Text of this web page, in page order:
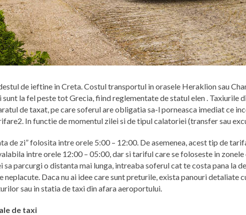
de ieftine in Creta. Costul transportul in orasele Heraklion sau
la fel peste tot Grecia, fiind reglementate de statul elen . Taxiurile
de taxat, pe care soferul are obligatia sa-l porneasca imediat ce
In functie de momentul zilei si de tipul calatoriei (transfer sau
de zi” folosita intre orele 5:00 – 12:00. De asemenea, acest tip de
intre orele 12:00 – 05:00, dar si tariful care se foloseste in
sa parcurgi o distanta mai lunga, intreaba soferul cat te costa pana la
neplacute. Daca nu ai idee care sunt preturile, exista panouri
sau in statia de taxi din afara aeroportului.
de taxi